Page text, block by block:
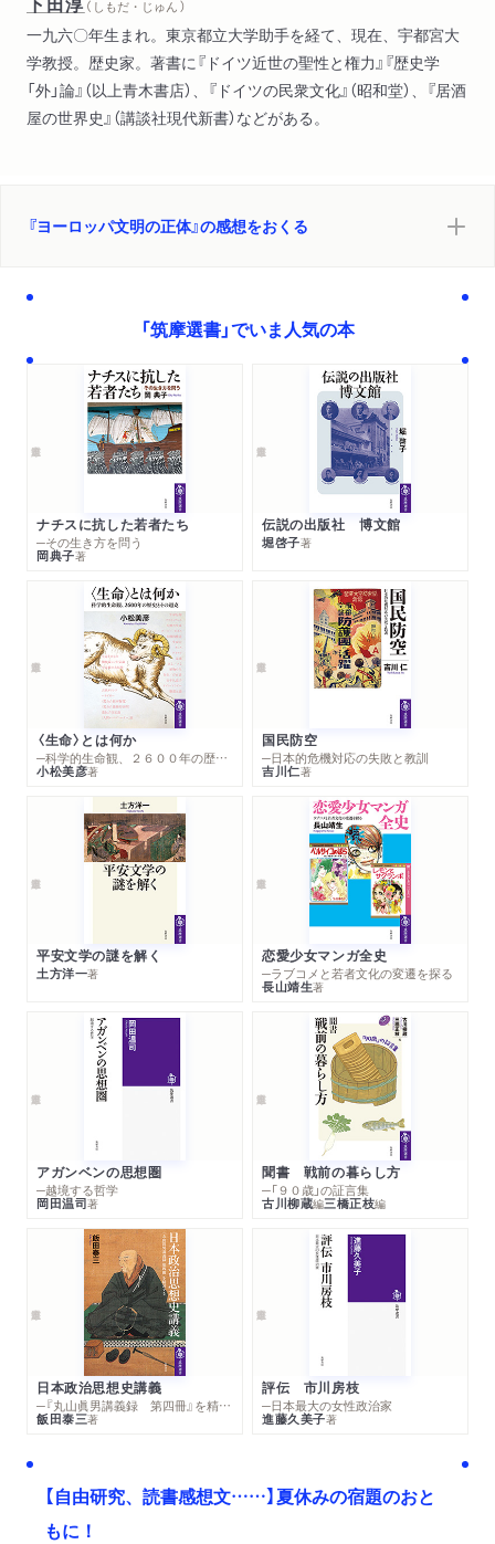
（ しもだ・じゅん ）
一九六〇年生まれ。東京都立大学助手を経て、現在、宇都宮大
学教授。歴史家。著書に『ドイツ近世の聖性と権力』『歴史学
「外」論』（以上青木書店）、『ドイツの民衆文化』（昭和堂）、『居酒
屋の世界史』（講談社現代新書）などがある。
『ヨーロッパ文明の正体』の感想をおくる
「筑摩選書」でいま人気の本
ナチスに抗した若者たち
─その生き方を問う
岡典子著
伝説の出版社 博文館
堀啓子著
〈生命〉とは何か
─科学的生命観、２６００年の歴史とその超克
小松美彦著
国民防空
─日本的危機対応の失敗と教訓
吉川仁著
平安文学の謎を解く
土方洋一著
恋愛少女マンガ全史
─ラブコメと若者文化の変遷を探る
長山靖生著
アガンベンの思想圏
─越境する哲学
岡田温司著
聞書 戦前の暮らし方
─「９０歳」の証言集
古川柳蔵編三橋正枝編
日本政治思想史講義
─『丸山眞男講義録 第四冊』を精読する
飯田泰三著
評伝 市川房枝
─日本最大の女性政治家
進藤久美子著
【自由研究、読書感想文……】夏休みの宿題のおと
もに！